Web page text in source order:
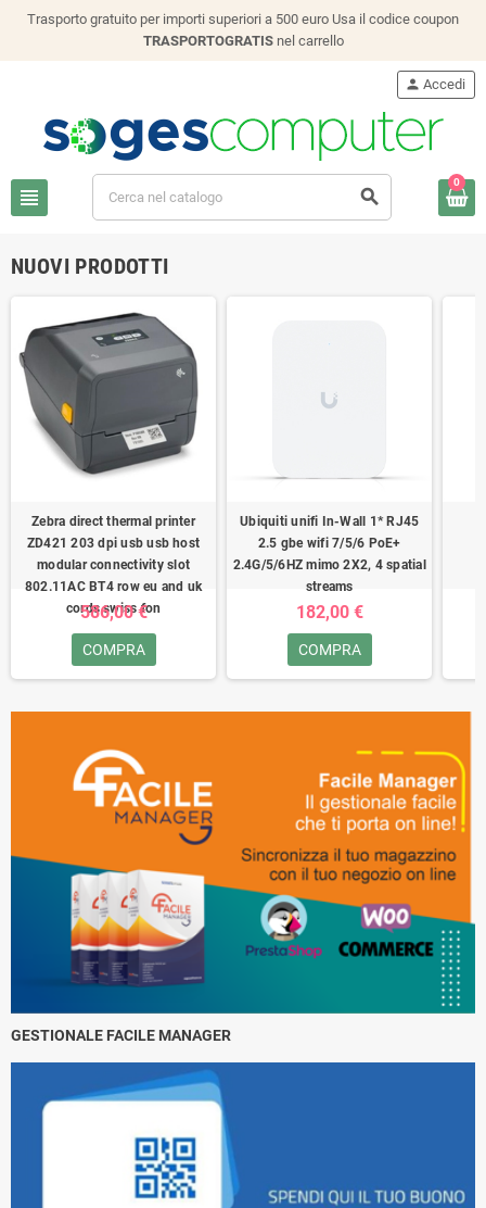
Trasporto gratuito per importi superiori a 500 euro Usa il codice coupon
TRASPORTOGRATISnel carrello
view_headline search
person Accedi
0
NUOVI PRODOTTI
Zebra direct thermal printer
ZD421 203 dpi usb usb host
modular connectivity slot
802.11AC BT4 row eu and uk
cords swiss fon
586,00 €
COMPRA
Ubiquiti unifi In-Wall 1* RJ45
2.5 gbe wifi 7/5/6 PoE+
2.4G/5/6HZ mimo 2X2, 4 spatial
streams
182,00 €
COMPRA
GESTIONALE FACILE MANAGER